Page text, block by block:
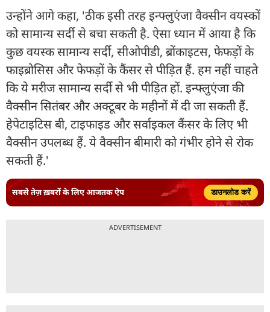
उन्होंने आगे कहा, 'ठीक इसी तरह इन्फ्लुएंजा वैक्सीन वयस्कों
को सामान्य सर्दी से बचा सकती है. ऐसा ध्यान में आया है कि
कुछ वयस्क सामान्य सर्दी, सीओपीडी, ब्रोंकाइटस, फेफड़ों के
फाइब्रोसिस और फेफड़ों के कैंसर से पीड़ित हैं. हम नहीं चाहते
कि ये मरीज सामान्य सर्दी से भी पीड़ित हों. इन्फ्लुएंजा की
वैक्सीन सितंबर और अक्टूबर के महीनों में दी जा सकती हैं.
हेपेटाइटिस बी, टाइफाइड और सर्वाइकल कैंसर के लिए भी
वैक्सीन उपलब्ध हैं. ये वैक्सीन बीमारी को गंभीर होने से रोक
सकती हैं.'
सबसे तेज़ ख़बरों के लिए आजतक ऐप डाउनलोड करें
ADVERTISEMENT